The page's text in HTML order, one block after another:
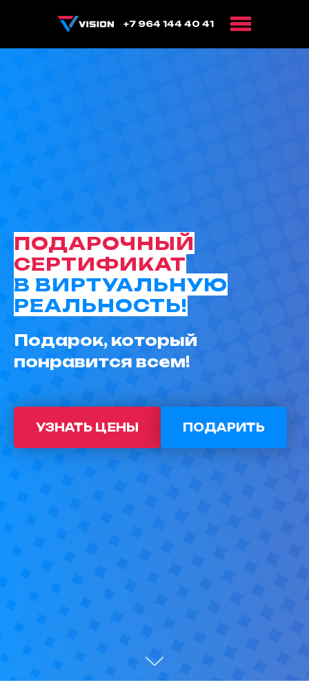
+7 964 144 40 41
ПОДАРОЧНЫЙ
СЕРТИФИКАТ
В ВИРТУАЛЬНУЮ
РЕАЛЬНОСТЬ!
Подарок, который
понравится всем!
УЗНАТЬ ЦЕНЫ ПОДАРИТЬ